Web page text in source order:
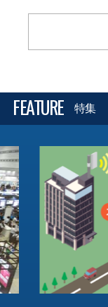
FEATURE 特集